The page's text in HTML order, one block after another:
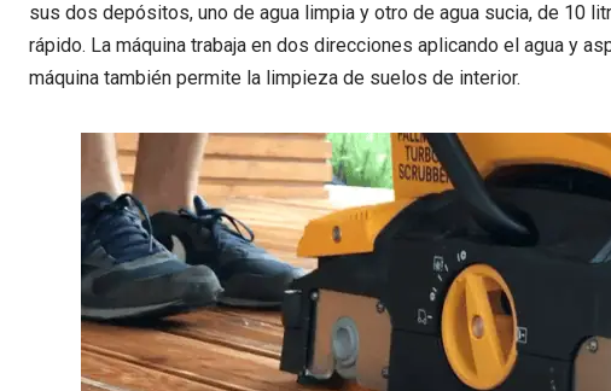
sus dos depósitos, uno de agua limpia y otro de agua sucia, de 10
rápido. La máquina trabaja en dos direcciones aplicando el agua y
máquina también permite la limpieza de suelos de interior.